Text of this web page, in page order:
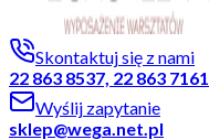
Skontaktuj się z nami
22 863 8537, 22 863 7161
Wyślij zapytanie
sklep@wega.net.pl